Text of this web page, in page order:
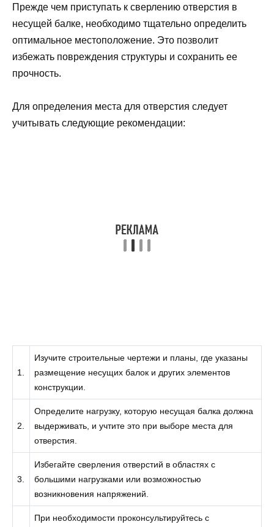
Прежде чем приступать к сверлению отверстия в
несущей балке, необходимо тщательно определить
оптимальное местоположение. Это позволит
избежать повреждения структуры и сохранить ее
прочность.
Для определения места для отверстия следует
учитывать следующие рекомендации:
1.
Изучите строительные чертежи и планы, где указаны
размещение несущих балок и других элементов
конструкции.
2.
Определите нагрузку, которую несущая балка должна
выдерживать, и учтите это при выборе места для
отверстия.
3.
Избегайте сверления отверстий в областях с
большими нагрузками или возможностью
возникновения напряжений.
При необходимости проконсультируйтесь с